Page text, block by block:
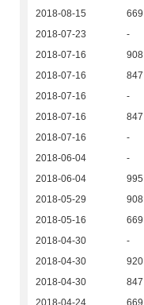
2018-08-15
669
2018-07-23
-
2018-07-16
908
2018-07-16
847
2018-07-16
-
2018-07-16
847
2018-07-16
-
2018-06-04
-
2018-06-04
995
2018-05-29
908
2018-05-16
669
2018-04-30
-
2018-04-30
920
2018-04-30
847